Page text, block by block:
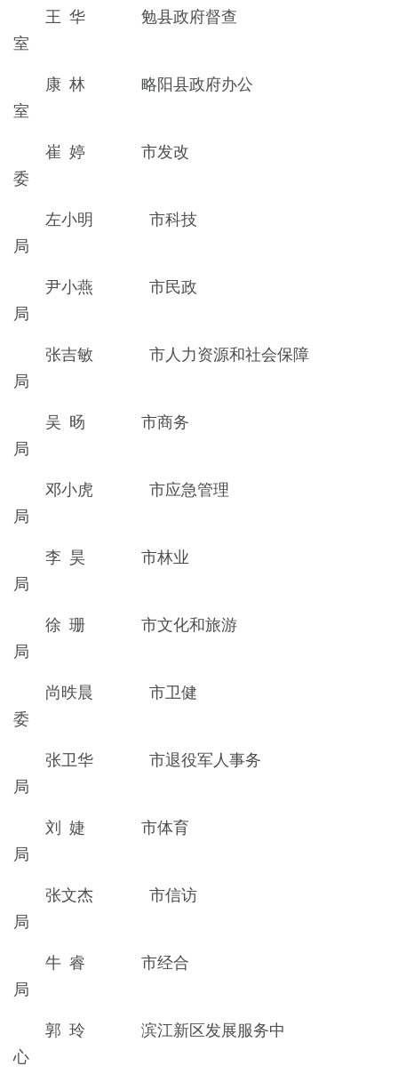
王 华 勉县政府督查
室
康 林 略阳县政府办公
室
崔 婷 市发改
委
左小明 市科技
局
尹小燕 市民政
局
张吉敏 市人力资源和社会保障
局
吴 旸 市商务
局
邓小虎 市应急管理
局
李 昊 市林业
局
徐 珊 市文化和旅游
局
尚昳晨 市卫健
委
张卫华 市退役军人事务
局
刘 婕 市体育
局
张文杰 市信访
局
牛 睿 市经合
局
郭 玲 滨江新区发展服务中
心